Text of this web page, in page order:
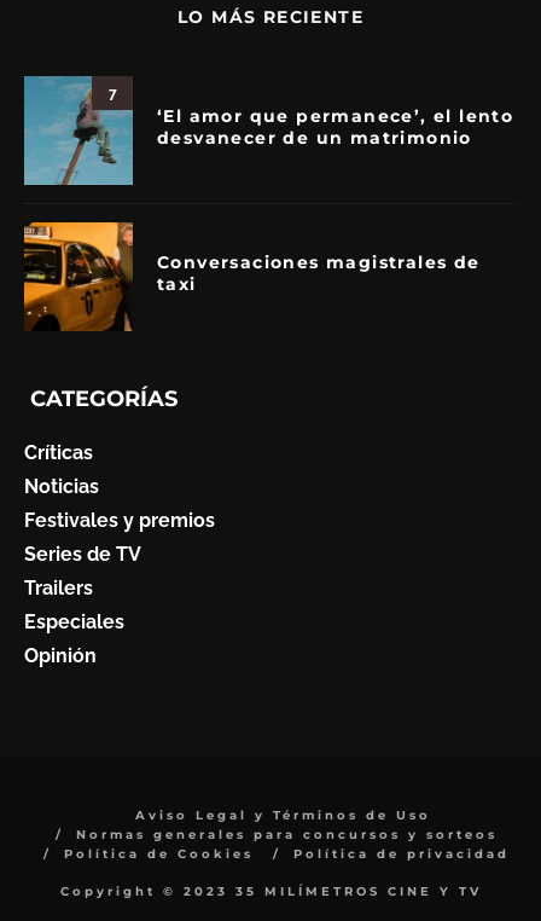
LO MÁS RECIENTE
7
‘El amor que permanece’, el lento
desvanecer de un matrimonio
Conversaciones magistrales de
taxi
CATEGORÍAS
Críticas
Noticias
Festivales y premios
Series de TV
Trailers
Especiales
Opinión
Aviso Legal y Términos de Uso
Normas generales para concursos y sorteos
Política de Cookies
Política de privacidad
Copyright © 2023 35 MILÍMETROS CINE Y TV